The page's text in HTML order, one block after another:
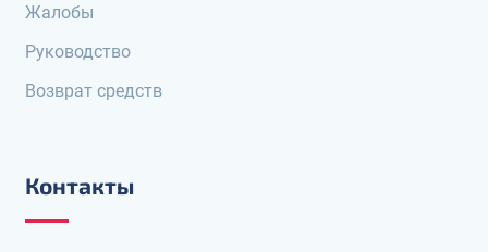
Жалобы
Руководство
Возврат средств
Контакты